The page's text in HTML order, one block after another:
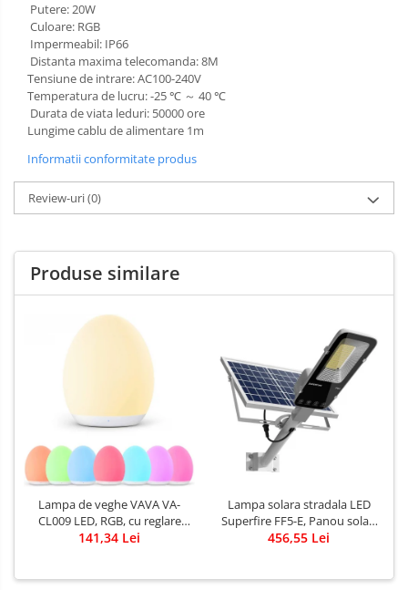
Putere: 20W
Culoare: RGB
Impermeabil: IP66
Distanta maxima telecomanda: 8M
Tensiune de intrare: AC100-240V
Temperatura de lucru: -25 ℃ ～ 40 ℃
Durata de viata leduri: 50000 ore
Lungime cablu de alimentare 1m
Informatii conformitate produs
Review-uri(0)
Produse similare
Lampa de veghe VAVA VA-
CL009 LED, RGB, cu reglare
touch a Intensitatii, lumina
141,34 Lei
Lampa solara stradala LED
Superfire FF5-E, Panou solar,
Telecomanda, 897W, 2000lm,
456,55 Lei